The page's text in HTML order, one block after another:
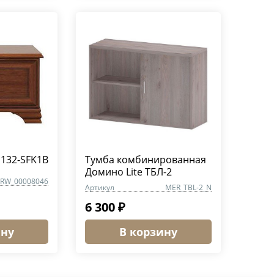
SFK1B
Тумба комбинированная
Домино Lite ТБЛ-2
Артикул MER_TBL-2_N
6 300 ₽
В корзину